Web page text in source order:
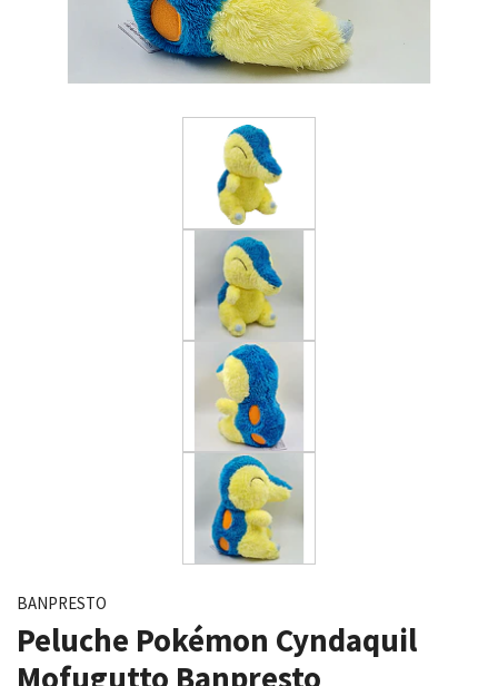
BANPRESTO
Peluche Pokémon Cyndaquil
Mofugutto Banpresto